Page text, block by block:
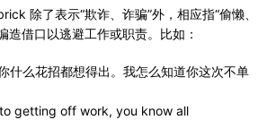
除了表示“欺诈、诈骗”外，相应指“偷懒、
造借口以逃避工作或职责。比如：
什么花招都想得出。我怎么知道你这次不单
getting off work, you know all